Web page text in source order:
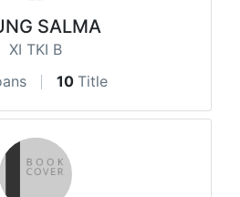
SALMA
XI TKI B
10 Title